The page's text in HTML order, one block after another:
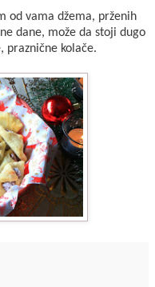
od vama džema, prženih
dane, može da stoji dugo
praznične kolače.